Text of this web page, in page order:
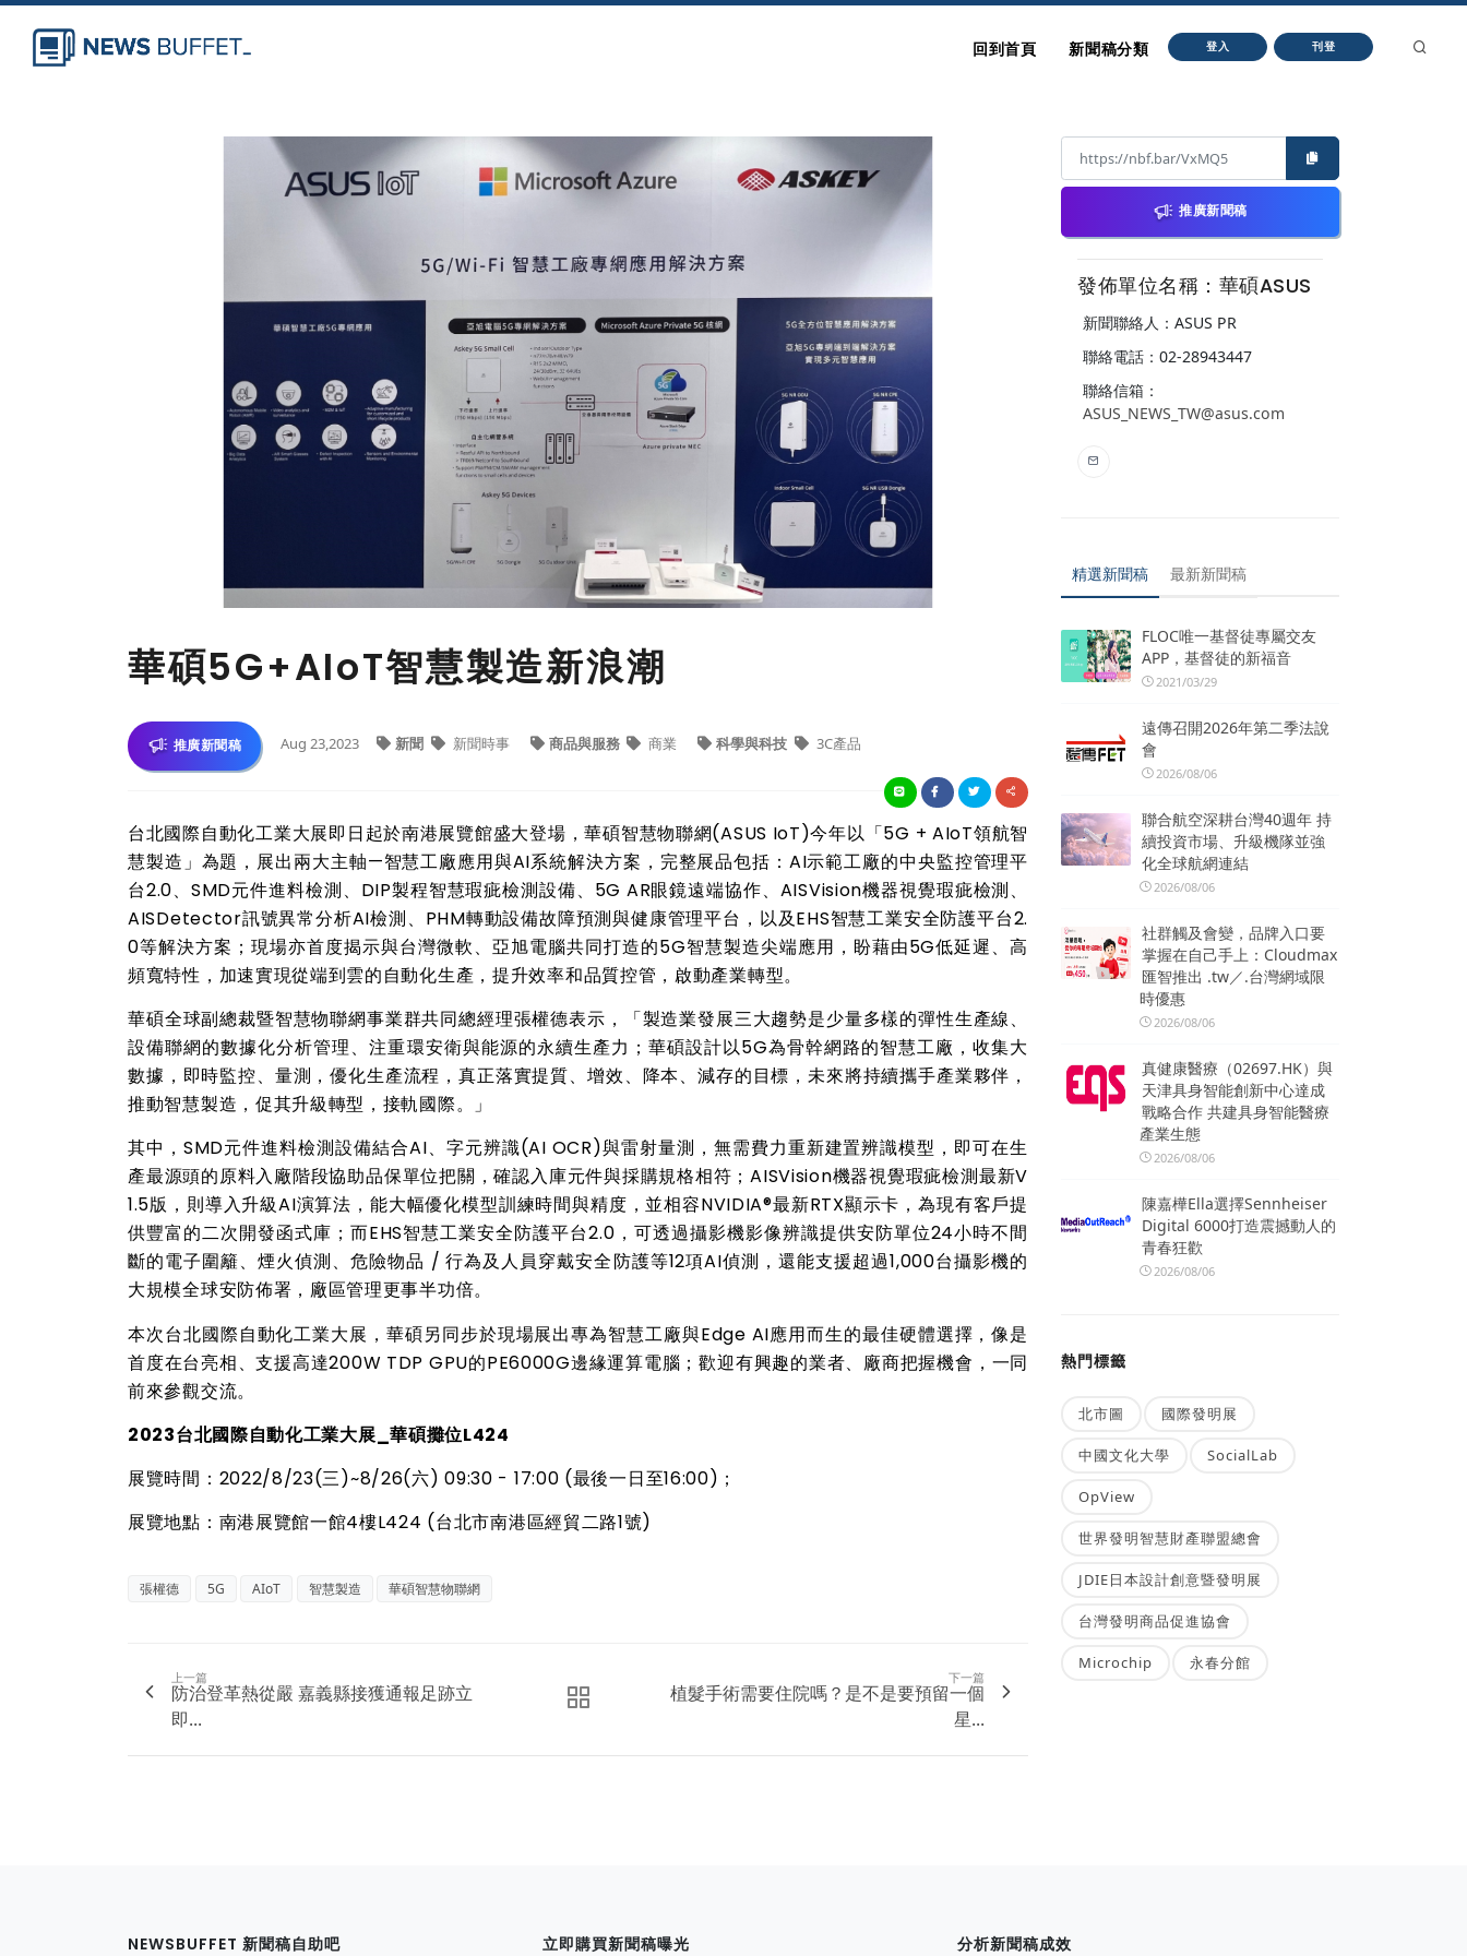
回到首頁 新聞稿分類 登入 刊登
華碩5G+AIoT智慧製造新浪潮
推廣新聞稿 Aug 23,2023 新聞 新聞時事 商品與服務 商業 科學與科技 3C產品
台北國際自動化工業大展即日起於南港展覽館盛大登場，華碩智慧物聯網(ASUS IoT)今年以「5G + AIoT領航智
慧製造」為題，展出兩大主軸—智慧工廠應用與AI系統解決方案，完整展品包括：AI示範工廠的中央監控管理平
台2.0、SMD元件進料檢測、DIP製程智慧瑕疵檢測設備、5G AR眼鏡遠端協作、AISVision機器視覺瑕疵檢測、
AISDetector訊號異常分析AI檢測、PHM轉動設備故障預測與健康管理平台，以及EHS智慧工業安全防護平台2.
0等解決方案；現場亦首度揭示與台灣微軟、亞旭電腦共同打造的5G智慧製造尖端應用，盼藉由5G低延遲、高
頻寬特性，加速實現從端到雲的自動化生產，提升效率和品質控管，啟動產業轉型。
華碩全球副總裁暨智慧物聯網事業群共同總經理張權德表示，「製造業發展三大趨勢是少量多樣的彈性生產線、
設備聯網的數據化分析管理、注重環安衛與能源的永續生產力；華碩設計以5G為骨幹網路的智慧工廠，收集大
數據，即時監控、量測，優化生產流程，真正落實提質、增效、降本、減存的目標，未來將持續攜手產業夥伴，
推動智慧製造，促其升級轉型，接軌國際。」
其中，SMD元件進料檢測設備結合AI、字元辨識(AI OCR)與雷射量測，無需費力重新建置辨識模型，即可在生
產最源頭的原料入廠階段協助品保單位把關，確認入庫元件與採購規格相符；AISVision機器視覺瑕疵檢測最新V
1.5版，則導入升級AI演算法，能大幅優化模型訓練時間與精度，並相容NVIDIA®最新RTX顯示卡，為現有客戶提
供豐富的二次開發函式庫；而EHS智慧工業安全防護平台2.0，可透過攝影機影像辨識提供安防單位24小時不間
斷的電子圍籬、煙火偵測、危險物品 / 行為及人員穿戴安全防護等12項AI偵測，還能支援超過1,000台攝影機的
大規模全球安防佈署，廠區管理更事半功倍。
本次台北國際自動化工業大展，華碩另同步於現場展出專為智慧工廠與Edge AI應用而生的最佳硬體選擇，像是
首度在台亮相、支援高達200W TDP GPU的PE6000G邊緣運算電腦；歡迎有興趣的業者、廠商把握機會，一同
前來參觀交流。
2023台北國際自動化工業大展_華碩攤位L424
展覽時間：2022/8/23(三)~8/26(六) 09:30 - 17:00 (最後一日至16:00)；
展覽地點：南港展覽館一館4樓L424 (台北市南港區經貿二路1號)
張權德 5G AIoT 智慧製造 華碩智慧物聯網
上一篇
防治登革熱從嚴 嘉義縣接獲通報足跡立
即...
下一篇
植髮手術需要住院嗎？是不是要預留一個
星...
推廣新聞稿
發佈單位名稱：華碩ASUS
新聞聯絡人：ASUS PR
聯絡電話：02-28943447
聯絡信箱：
ASUS_NEWS_TW@asus.com
精選新聞稿 最新新聞稿
FLOC唯一基督徒專屬交友
APP，基督徒的新福音
2021/03/29
遠傳召開2026年第二季法說
會
2026/08/06
聯合航空深耕台灣40週年 持
續投資市場、升級機隊並強
化全球航網連結
2026/08/06
社群觸及會變，品牌入口要
掌握在自己手上：Cloudmax
匯智推出 .tw／.台灣網域限
時優惠
2026/08/06
真健康醫療（02697.HK）與
天津具身智能創新中心達成
戰略合作 共建具身智能醫療
產業生態
2026/08/06
陳嘉樺Ella選擇Sennheiser
Digital 6000打造震撼動人的
青春狂歡
2026/08/06
熱門標籤
北市圖 國際發明展
中國文化大學 SocialLab
OpView
世界發明智慧財產聯盟總會
JDIE日本設計創意暨發明展
台灣發明商品促進協會
Microchip 永春分館
NEWSBUFFET 新聞稿自助吧 立即購買新聞稿曝光 分析新聞稿成效